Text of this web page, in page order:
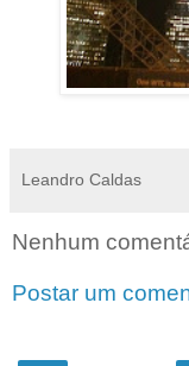
Leandro Caldas
Nenhum
Postar um